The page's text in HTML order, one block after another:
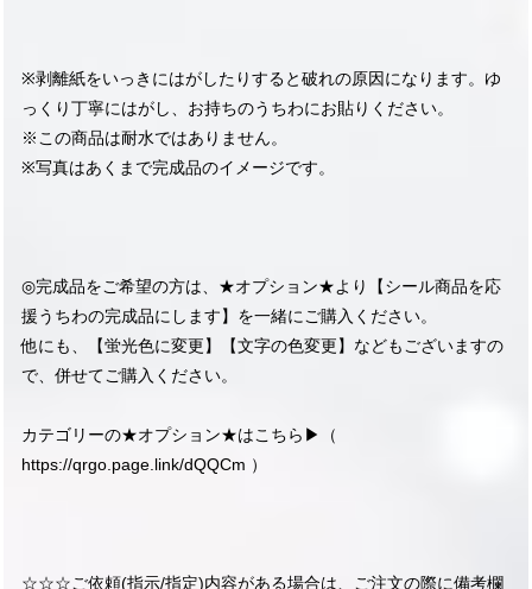
※剥離紙をいっきにはがしたりすると破れの原因になります。ゆ
っくり丁寧にはがし、お持ちのうちわにお貼りください。
※この商品は耐水ではありません。
※写真はあくまで完成品のイメージです。
◎完成品をご希望の方は、★オプション★より【シール商品を応
援うちわの完成品にします】を一緒にご購入ください。
他にも、【蛍光色に変更】【文字の色変更】などもございますの
で、併せてご購入ください。
カテゴリーの★オプション★はこちら▶︎（
https://qrgo.page.link/dQQCm ）
☆☆☆ご依頼(指示/指定)内容がある場合は、ご注文の際に備考欄